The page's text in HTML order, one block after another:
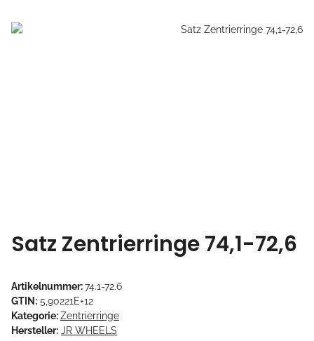
Satz Zentrierringe 74,1-72,6
Artikelnummer:74.1-72.6
GTIN: 5,90221E+12
Kategorie:Zentrierringe
Hersteller: JR WHEELS